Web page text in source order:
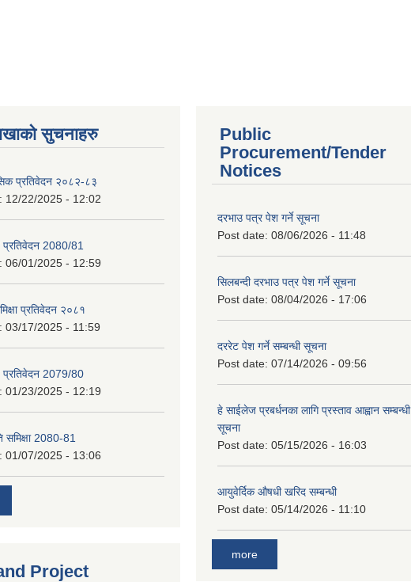
सुचनाहरु
प्रतिवेदन २०८२-८३
12/22/2025 - 12:02
प्रतिवेदन 2080/81
06/01/2025 - 12:59
प्रतिवेदन २०८१
03/17/2025 - 11:59
प्रतिवेदन 2079/80
01/23/2025 - 12:19
समिक्षा 2080-81
01/07/2025 - 13:06
Project
Public
Procurement/Tender
Notices
दरभाउ पत्र पेश गर्ने सूचना
Post date: 08/06/2026 - 11:48
सिलबन्दी दरभाउ पत्र पेश गर्ने सूचना
Post date: 08/04/2026 - 17:06
दररेट पेश गर्ने सम्बन्धी सूचना
Post date: 07/14/2026 - 09:56
हे साईलेज प्रबर्धनका लागि प्रस्ताव आह्वान सम्बन्धी
सूचना
Post date: 05/15/2026 - 16:03
आयुवेर्दिक औषधी खरिद सम्बन्धी
Post date: 05/14/2026 - 11:10
more